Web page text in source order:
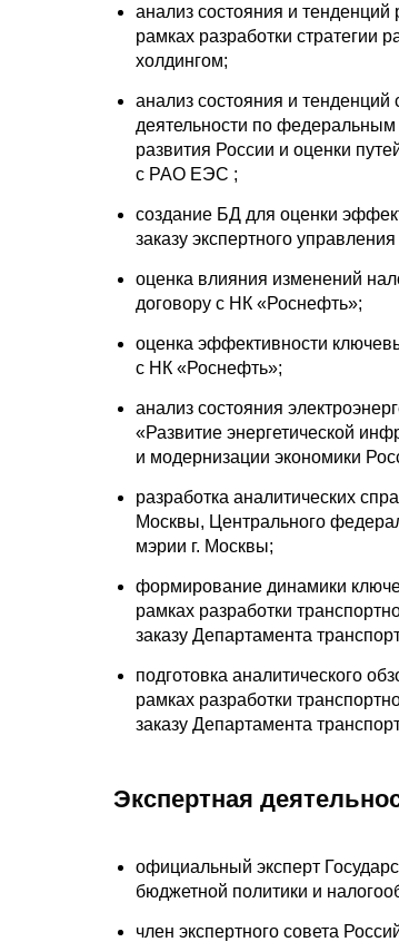
анализ состояния и тенденций
рамках разработки стратегии
холдингом;
анализ состояния и тенденций
деятельности по федеральным
развития России и оценки
с РАО ЕЭС ;
создание БД для оценки
заказу экспертного
оценка влияния изменений
договору с НК «Роснефть»;
оценка эффективности
с НК «Роснефть»;
анализ состояния
«Развитие энергетической
и модернизации экономики
разработка аналитических
Москвы, Центрального
мэрии г. Москвы;
формирование динамики
рамках разработки
заказу Департамента
подготовка аналитического
рамках разработки
заказу Департамента
Экспертная
официальный эксперт
бюджетной политики и
член экспертного совета